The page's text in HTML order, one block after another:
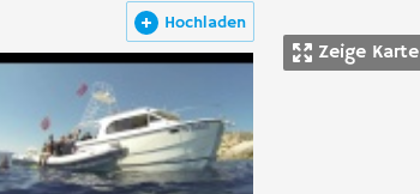
Zeige Karte
Hochladen